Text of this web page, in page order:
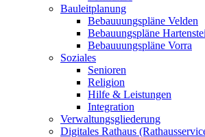
Bauleitplanung
Bebauuungspläne Velden
Bebauungspläne
Bebauuungspläne Vorra
Soziales
Senioren
Religion
Hilfe & Leistungen
Integration
Verwaltungsgliederung
Digitales Rathaus